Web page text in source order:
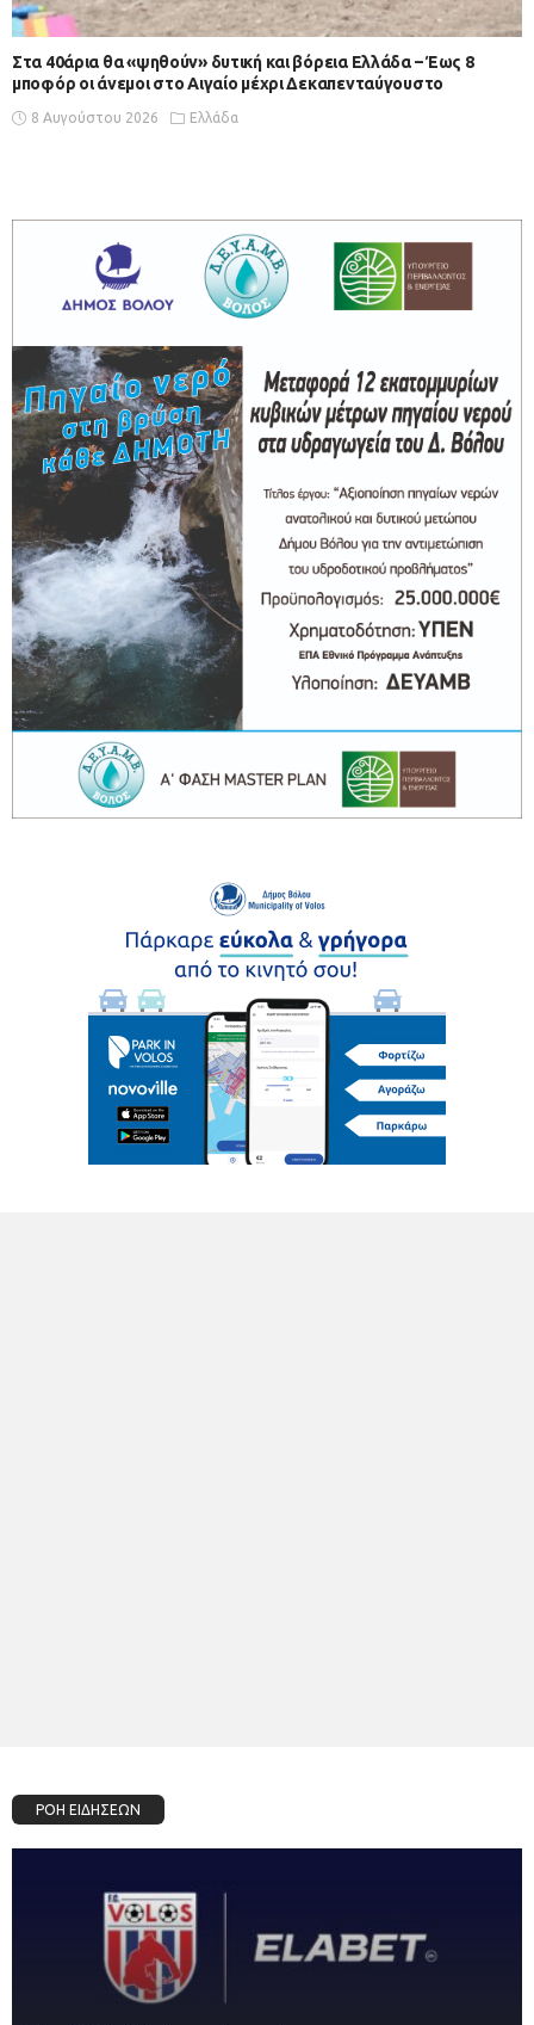
Στα 40άρια θα «ψηθούν» δυτική και βόρεια Ελλάδα – Έως 8
μποφόρ οι άνεμοι στο Αιγαίο μέχρι Δεκαπενταύγουστο
8 Αυγούστου 2026 Ελλάδα
ΡΟΗ ΕΙΔΗΣΕΩΝ